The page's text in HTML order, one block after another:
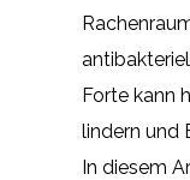
Forte kann
lindern und
In diesem